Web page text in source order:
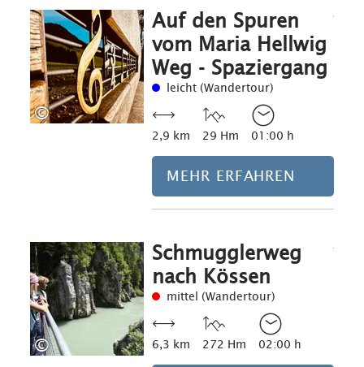
©
Auf den Spuren
vom Maria Hellwig
Weg - Spaziergang
leicht (Wandertour)
2,9 km 29 Hm 01:00 h
MEHR ERFAHREN
©
Schmugglerweg
nach Kössen
mittel (Wandertour)
6,3 km 272 Hm 02:00 h